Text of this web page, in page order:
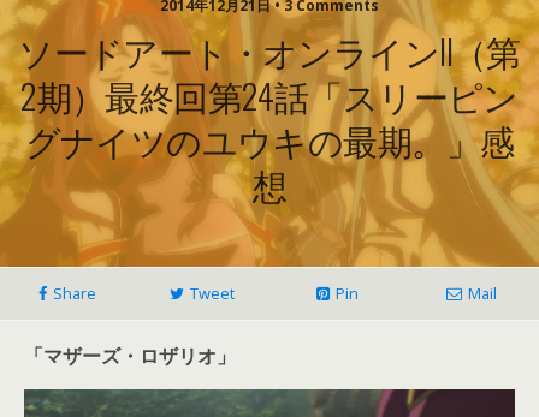
2014年12月21日 • 3 Comments
ソードアート・オンラインII（第
2期）最終回第24話「スリーピン
グナイツのユウキの最期。」感
想
Share Tweet Pin Mail
「マザーズ・ロザリオ」